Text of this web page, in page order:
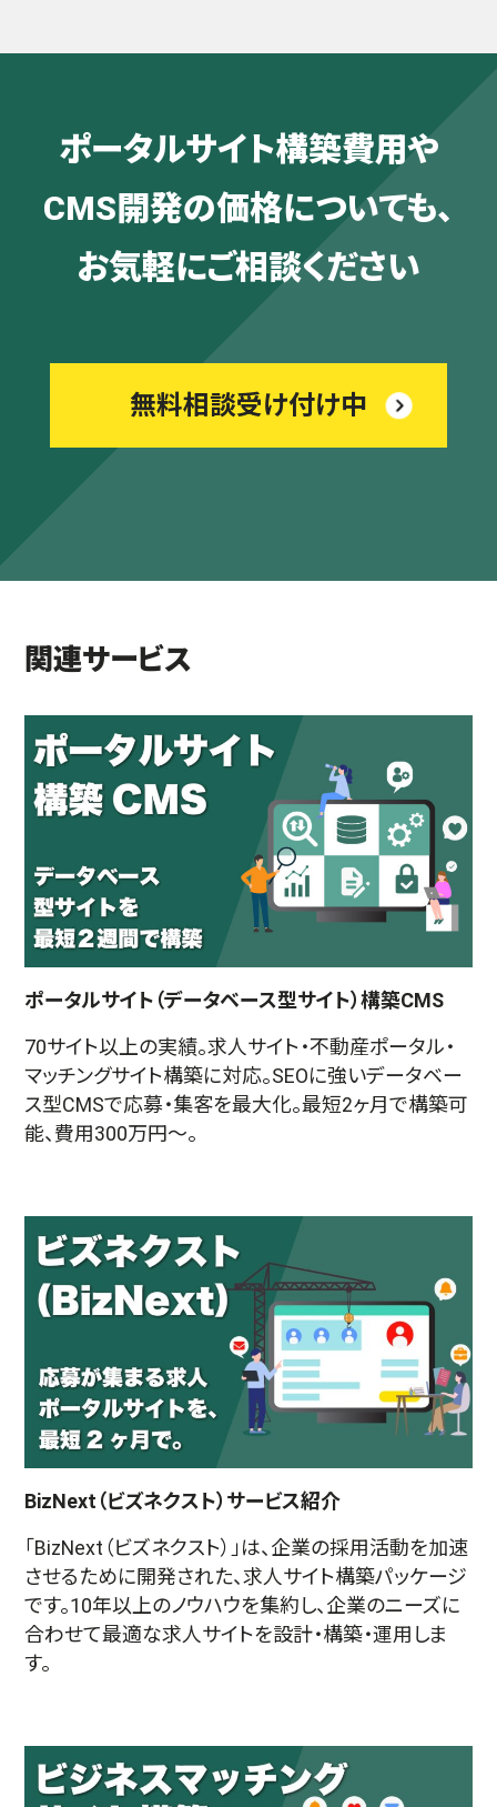
ポータルサイト構築費用や
CMS開発の価格についても、
お気軽にご相談ください
無料相談受け付け中
関連サービス
ポータルサイト（データベース型サイト）構築CMS
70サイト以上の実績。求人サイト・不動産ポータル・
マッチングサイト構築に対応。SEOに強いデータベー
ス型CMSで応募・集客を最大化。最短2ヶ月で構築可
能、費用300万円〜。
BizNext（ビズネクスト）サービス紹介
「BizNext（ビズネクスト）」は、企業の採用活動を加速
させるために開発された、求人サイト構築パッケージ
です。10年以上のノウハウを集約し、企業のニーズに
合わせて最適な求人サイトを設計・構築・運用しま
す。